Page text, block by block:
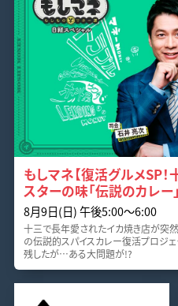
もしマネ【復活グルメSP
スターの味「伝説のカレー
8月9日(日) 午後5:00〜6:00
十三で長年愛されたイカ焼き店が突
の伝説的スパイスカレー復活プロジ
残したが…ある大問題が!?